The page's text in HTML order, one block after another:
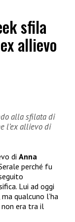
sfila
allievo
alla sfilata di
l’ex allievo di
di Anna
perché fu
Lui ad oggi
qualcuno l’ha
non era tra il